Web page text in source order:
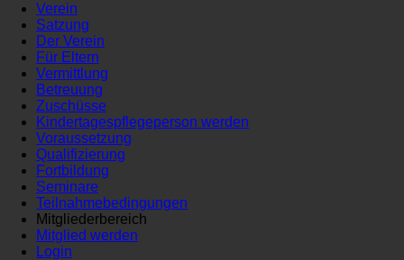
Verein
Satzung
Der Verein
Für Eltern
Vermittlung
Betreuung
Zuschüsse
Kindertagespflegeperson werden
Voraussetzung
Qualifizierung
Fortbildung
Seminare
Teilnahmebedingungen
Mitgliederbereich
Mitglied werden
Login